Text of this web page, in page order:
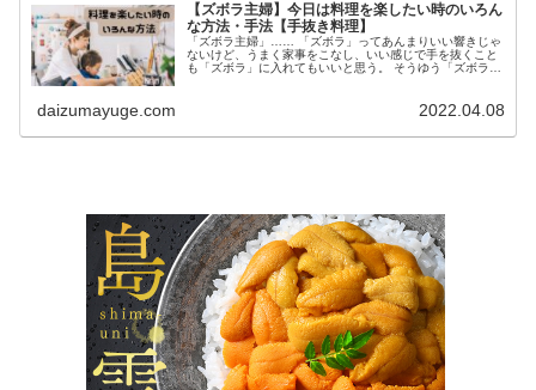
【ズボラ主婦】今日は料理を楽したい時のいろん
な方法・手法【手抜き料理】
「ズボラ主婦」…… 「ズボラ」ってあんまりいい響きじゃ
ないけど、うまく家事をこなし、いい感じで手を抜くこと
も「ズボラ」に入れてもいいと思う。 そうゆう「ズボラ主
daizumayuge.com 2022.04.08